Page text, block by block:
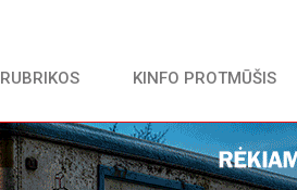
RUBRIKOS KINFO PROTMŪŠIS